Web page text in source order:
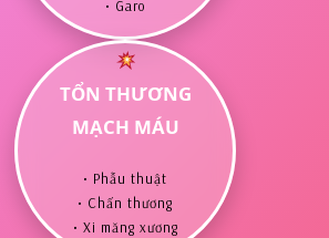
• Garo
TỔN THƯƠNG
MẠCH MÁU
• Phẫu thuật
• Chấn thương
• Xi măng xương